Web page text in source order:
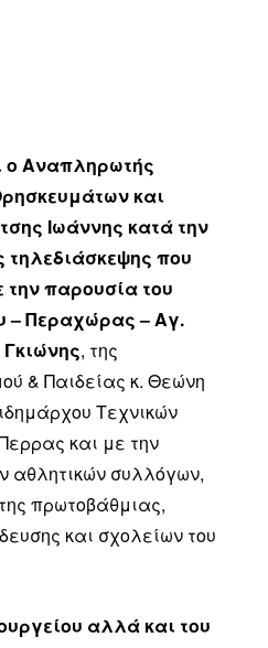
ο Αναπληρωτής
και
Ιωάννης κατά την
τηλεδιάσκεψης που
παρουσία του
– Περαχώρας – Αγ.
, της
& Παιδείας κ. Θεώνη
Τεχνικών
και με την
αθλητικών συλλόγων,
πρωτοβάθμιας,
και σχολείων του
αλλά και του